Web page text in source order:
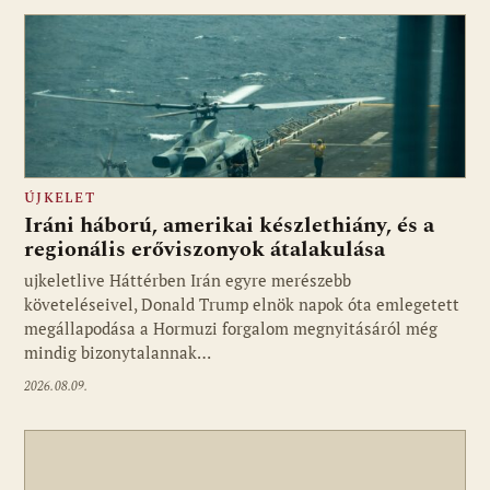
Fotó: ujkelet.live
ÚJKELET
Iráni háború, amerikai készlethiány, és a
regionális erőviszonyok átalakulása
ujkeletlive Háttérben Irán egyre merészebb
követeléseivel, Donald Trump elnök napok óta emlegetett
megállapodása a Hormuzi forgalom megnyitásáról még
mindig bizonytalannak…
2026.08.09.